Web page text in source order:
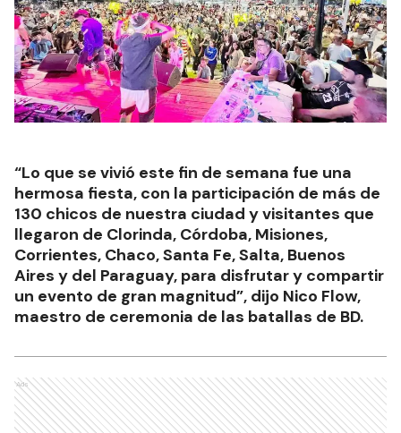
“Lo que se vivió este fin de semana fue una
hermosa fiesta, con la participación de más de
130 chicos de nuestra ciudad y visitantes que
llegaron de Clorinda, Córdoba, Misiones,
Corrientes, Chaco, Santa Fe, Salta, Buenos
Aires y del Paraguay, para disfrutar y compartir
un evento de gran magnitud”, dijo Nico Flow,
maestro de ceremonia de las batallas de BD.
Ads